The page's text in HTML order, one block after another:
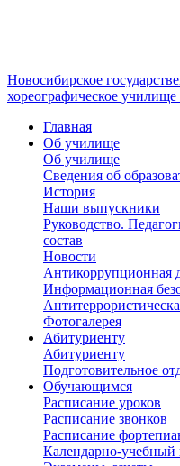
Новосибирское
хореографическое училище
Главная
Об училище
Об училище
Сведения об
История
Наши выпускники
Руководство.
состав
Новости
Антикоррупционная
Информационная
Фотогалерея
Абитуриенту
Абитуриенту
Подготовительное
Обучающимся
Расписание уроков
Расписание звонков
Расписание
Календарно-учебный